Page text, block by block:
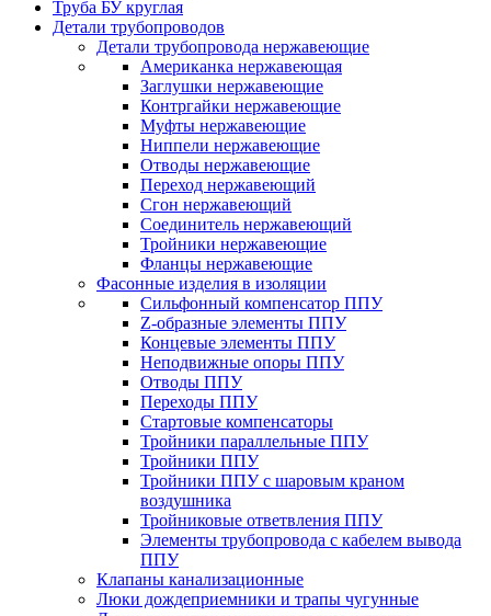
Труба БУ круглая
Детали трубопроводов
Детали трубопровода нержавеющие
Американка нержавеющая
Заглушки нержавеющие
Контргайки нержавеющие
Муфты нержавеющие
Ниппели нержавеющие
Отводы нержавеющие
Переход нержавеющий
Сгон нержавеющий
Соединитель нержавеющий
Тройники нержавеющие
Фланцы нержавеющие
Фасонные изделия в изоляции
Cильфонный компенсатор ППУ
Z-образные элементы ППУ
Концевые элементы ППУ
Неподвижные опоры ППУ
Отводы ППУ
Переходы ППУ
Стартовые компенсаторы
Тройники параллельные ППУ
Тройники ППУ
Тройники ППУ с шаровым краном
воздушника
Тройниковые ответвления ППУ
Элементы трубопровода с кабелем вывода
ППУ
Клапаны канализационные
Люки дождеприемники и трапы чугунные